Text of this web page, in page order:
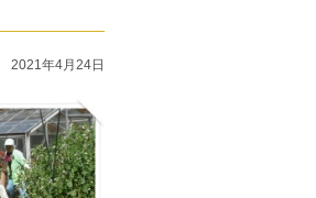
2021年4月24日